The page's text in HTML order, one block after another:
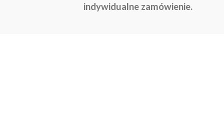
indywidualne zamówienie.